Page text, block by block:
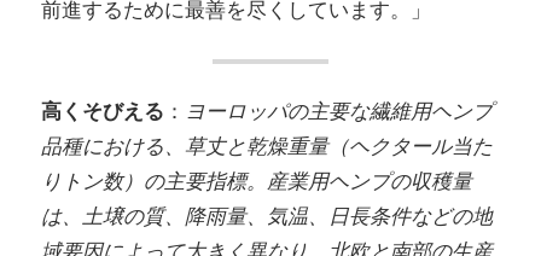
前進するために最善を尽くしています。」
高くそびえる ： ヨーロッパの主要な繊維用ヘンプ
品種における、草丈と乾燥重量（ヘクタール当た
りトン数）の主要指標。産業用ヘンプの収穫量
は、土壌の質、降雨量、気温、日長条件などの地